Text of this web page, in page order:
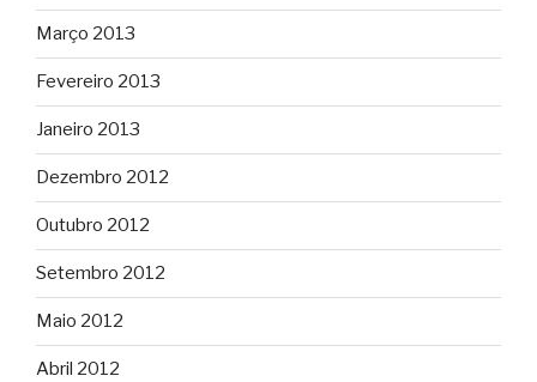
Março 2013
Fevereiro 2013
Janeiro 2013
Dezembro 2012
Outubro 2012
Setembro 2012
Maio 2012
Abril 2012